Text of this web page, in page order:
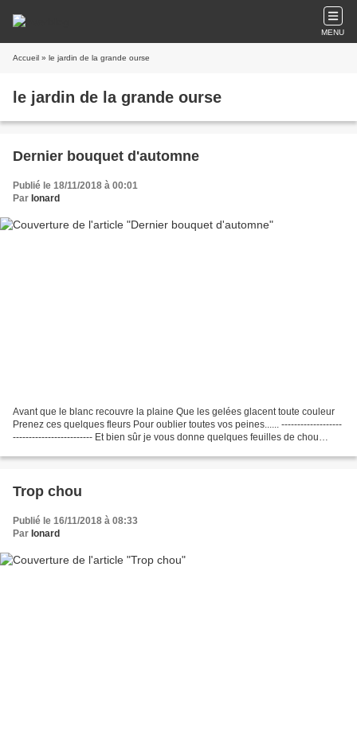
MENU
Accueil » le jardin de la grande ourse
le jardin de la grande ourse
Dernier bouquet d'automne
Publié le 18/11/2018 à 00:01
Par Ionard
Avant que le blanc recouvre la plaine Que les gelées glacent toute couleur
Prenez ces quelques fleurs Pour oublier toutes vos peines...... -------------------
------------------------- Et bien sûr je vous donne quelques feuilles de chou
Trop chou
Publié le 16/11/2018 à 08:33
Par Ionard